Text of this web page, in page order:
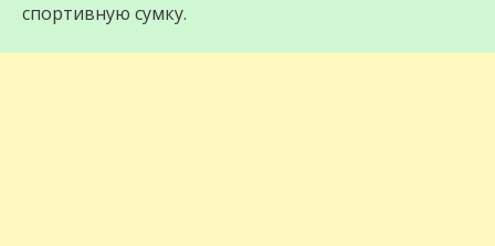
спортивную сумку.